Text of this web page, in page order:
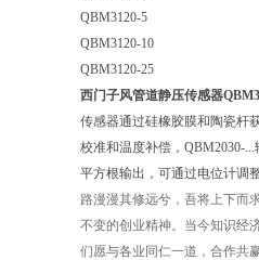
QBM3120-5
QBM3120-10
QBM3120-25
西门子风管道静压传感器
传感器通过硅橡胶膜和陶瓷杆
校准和温度补偿，QBM2030-
平方根输出，可通过电位计调
路漫漫其修远兮，吾将上下而
不变的创业精神。当今知识经
们愿与各业同仁一道，合作共